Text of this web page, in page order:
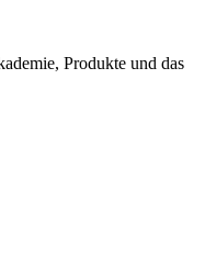
Produkte und das